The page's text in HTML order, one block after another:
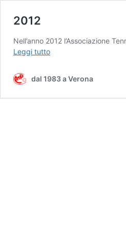
2012
Nell’anno 2012 l’Associazione
Leggi tutto2012
dal 1983 a Verona